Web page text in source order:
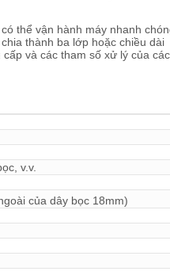
thể vận hành máy nhanh
thành ba lớp hoặc chiều dài
và các tham số xử lý của các
v.v.
của dây bọc 18mm)